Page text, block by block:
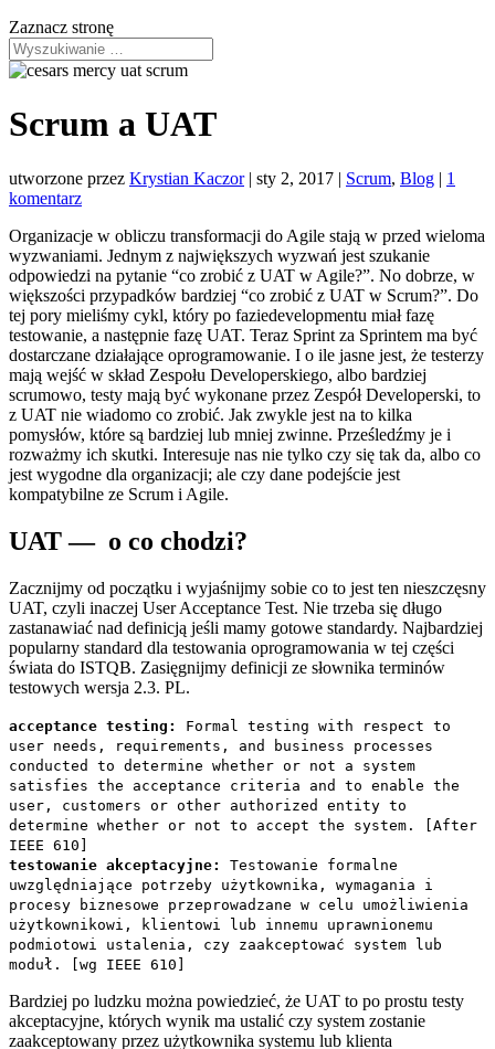
Zaznacz stronę
Scrum a UAT
utworzone przez Krystian Kaczor| sty 2, 2017 | Scrum, Blog | 1
komentarz
Organizacje w obliczu transformacji do Agile stają w przed wieloma
wyzwaniami. Jednym z największych wyzwań jest szukanie
odpowiedzi na pytanie “co zrobić z UAT w Agile?”. No dobrze, w
większości przypadków bardziej “co zrobić z UAT w Scrum?”. Do
tej pory mieliśmy cykl, który po faziedevelopmentu miał fazę
testowanie, a następnie fazę UAT. Teraz Sprint za Sprintem ma być
dostarczane działające oprogramowanie. I o ile jasne jest, że testerzy
mają wejść w skład Zespołu Developerskiego, albo bardziej
scrumowo, testy mają być wykonane przez Zespół Developerski, to
z UAT nie wiadomo co zrobić. Jak zwykle jest na to kilka
pomysłów, które są bardziej lub mniej zwinne. Prześledźmy je i
rozważmy ich skutki. Interesuje nas nie tylko czy się tak da, albo co
jest wygodne dla organizacji; ale czy dane podejście jest
kompatybilne ze Scrum i Agile.
UAT — o co chodzi?
Zacznijmy od początku i wyjaśnijmy sobie co to jest ten nieszczęsny
UAT, czyli inaczej User Acceptance Test. Nie trzeba się długo
zastanawiać nad definicją jeśli mamy gotowe standardy. Najbardziej
popularny standard dla testowania oprogramowania w tej części
świata do ISTQB. Zasięgnijmy definicji ze słownika terminów
testowych wersja 2.3. PL.
acceptance testing:
Formal testing with respect to
user needs, requirements, and business processes
conducted to determine whether or not a system
satisfies the acceptance criteria and to enable the
user, customers or other authorized entity to
determine whether or not to accept the system. [After
IEEE 610]
testowanie akceptacyjne:
Testowanie formalne
uwzględniające potrzeby użytkownika, wymagania i
procesy biznesowe przeprowadzane w celu umożliwienia
użytkownikowi, klientowi lub innemu uprawnionemu
podmiotowi ustalenia, czy zaakceptować system lub
moduł. [wg IEEE 610]
Bardziej po ludzku można powiedzieć, że UAT to po prostu testy
akceptacyjne, których wynik ma ustalić czy system zostanie
zaakceptowany przez użytkownika systemu lub klienta